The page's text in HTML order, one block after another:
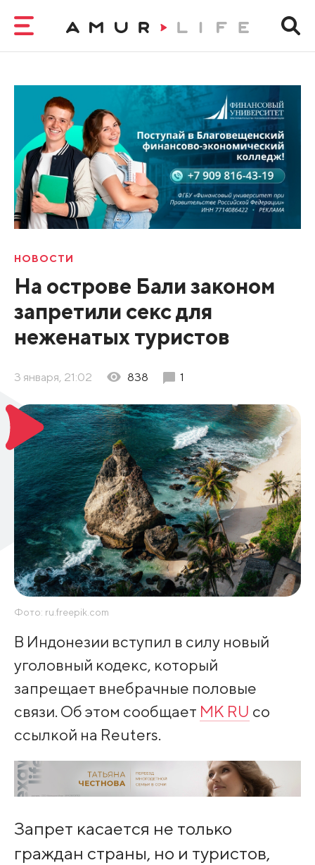
НОВОСТИ
На острове Бали законом
запретили секс для
неженатых туристов
3 января, 21:02 838 1
Фото: ru.freepik.com
В Индонезии вступил в силу новый
уголовный кодекс, который
запрещает внебрачные половые
связи. Об этом сообщает MK RU со
ссылкой на Reuters.
Запрет касается не только
граждан страны, но и туристов,